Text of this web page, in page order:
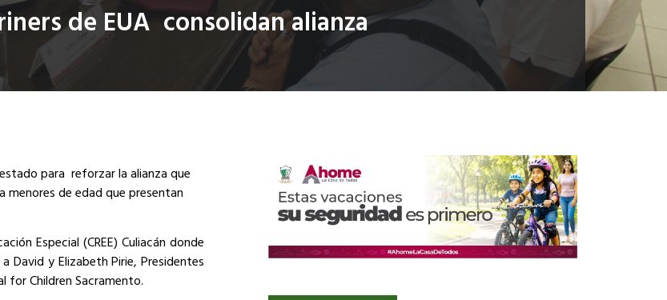
de EUA consolidan alianza
para reforzar la alianza que
de edad que presentan
Especial (CREE) Culiacán donde
David y Elizabeth Pirie, Presidentes
for Children Sacramento.